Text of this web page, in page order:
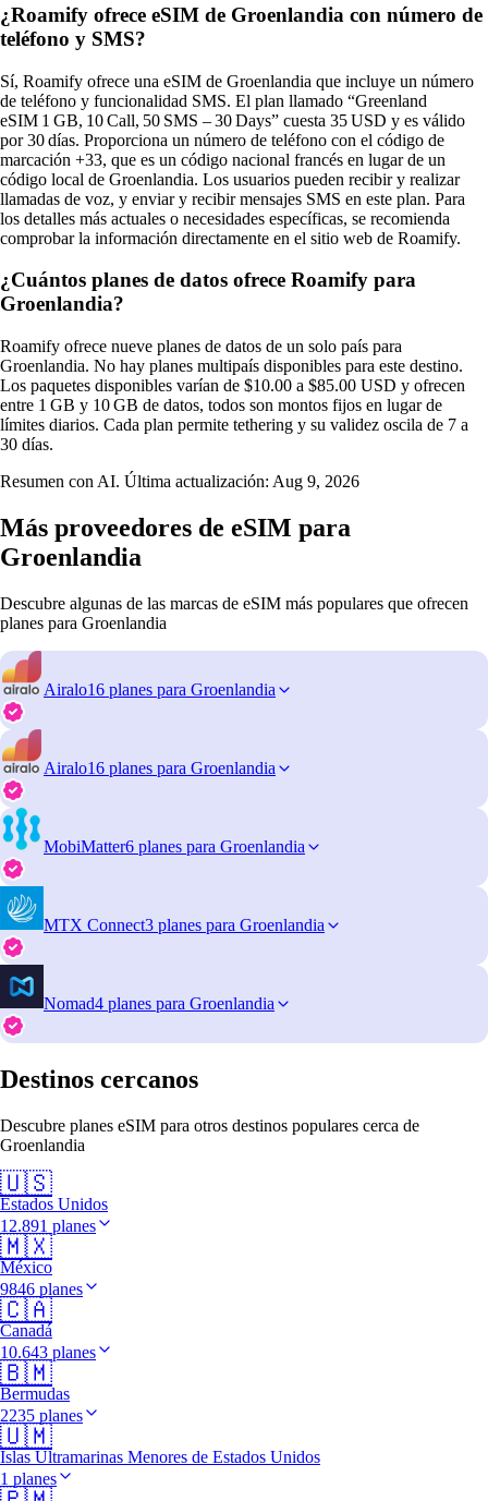
¿Roamify ofrece eSIM de Groenlandia con número de
teléfono y SMS?
Sí, Roamify ofrece una eSIM de Groenlandia que incluye un número
de teléfono y funcionalidad SMS. El plan llamado “Greenland
eSIM 1 GB, 10 Call, 50 SMS – 30 Days” cuesta 35 USD y es válido
por 30 días. Proporciona un número de teléfono con el código de
marcación +33, que es un código nacional francés en lugar de un
código local de Groenlandia. Los usuarios pueden recibir y realizar
llamadas de voz, y enviar y recibir mensajes SMS en este plan. Para
los detalles más actuales o necesidades específicas, se recomienda
comprobar la información directamente en el sitio web de Roamify.
¿Cuántos planes de datos ofrece Roamify para
Groenlandia?
Roamify ofrece nueve planes de datos de un solo país para
Groenlandia. No hay planes multipaís disponibles para este destino.
Los paquetes disponibles varían de $10.00 a $85.00 USD y ofrecen
entre 1 GB y 10 GB de datos, todos son montos fijos en lugar de
límites diarios. Cada plan permite tethering y su validez oscila de 7 a
30 días.
Resumen con AI. Última actualización: Aug 9, 2026
Más proveedores de eSIM para
Groenlandia
Descubre algunas de las marcas de eSIM más populares que ofrecen
planes para Groenlandia
Airalo16 planes para Groenlandia
Airalo16 planes para Groenlandia
MobiMatter6 planes para Groenlandia
MTX Connect3 planes para Groenlandia
Nomad4 planes para Groenlandia
Destinos cercanos
Descubre planes eSIM para otros destinos populares cerca de
Groenlandia
🇺🇸
Estados Unidos
12.891 planes
🇲🇽
México
9846 planes
🇨🇦
Canadá
10.643 planes
🇧🇲
Bermudas
2235 planes
🇺🇲
Islas Ultramarinas Menores de Estados Unidos
1 planes